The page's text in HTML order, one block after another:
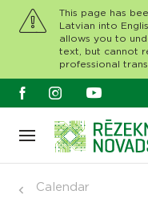
This page has
Latvian into
allows you to
text, but cannot
professional
Calendar